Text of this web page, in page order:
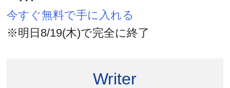
今すぐ無料で手に入れる
※明日8/19(木)で完全に終了
Writer